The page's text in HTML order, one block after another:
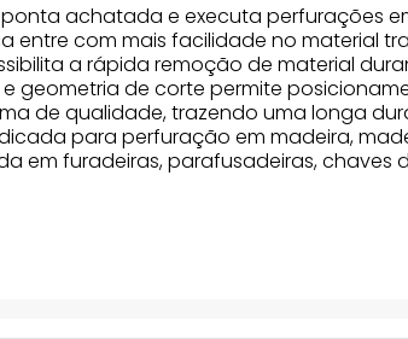
ponta achatada e executa perfurações
com mais facilidade no material
a rápida remoção de material
geometria de corte permite
de qualidade, trazendo uma longa
para perfuração em madeira,
em furadeiras, parafusadeiras, chaves